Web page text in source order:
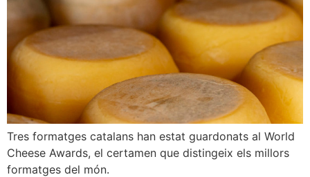
Tres formatges catalans han estat guardonats al World
Cheese Awards, el certamen que distingeix els millors
formatges del món.